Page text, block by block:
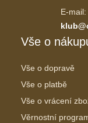
E-mail:
Vše o
Vše o dopravě
Vše o platbě
Vše o vrácení
Věrnostní